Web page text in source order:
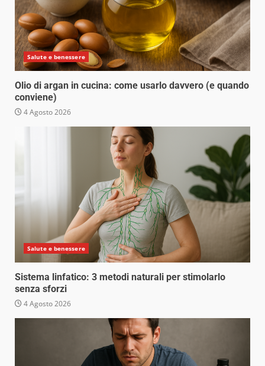
Salute e benessere
Olio di argan in cucina: come usarlo davvero (e quando
conviene)
4 Agosto 2026
Salute e benessere
Sistema linfatico: 3 metodi naturali per stimolarlo
senza sforzi
4 Agosto 2026